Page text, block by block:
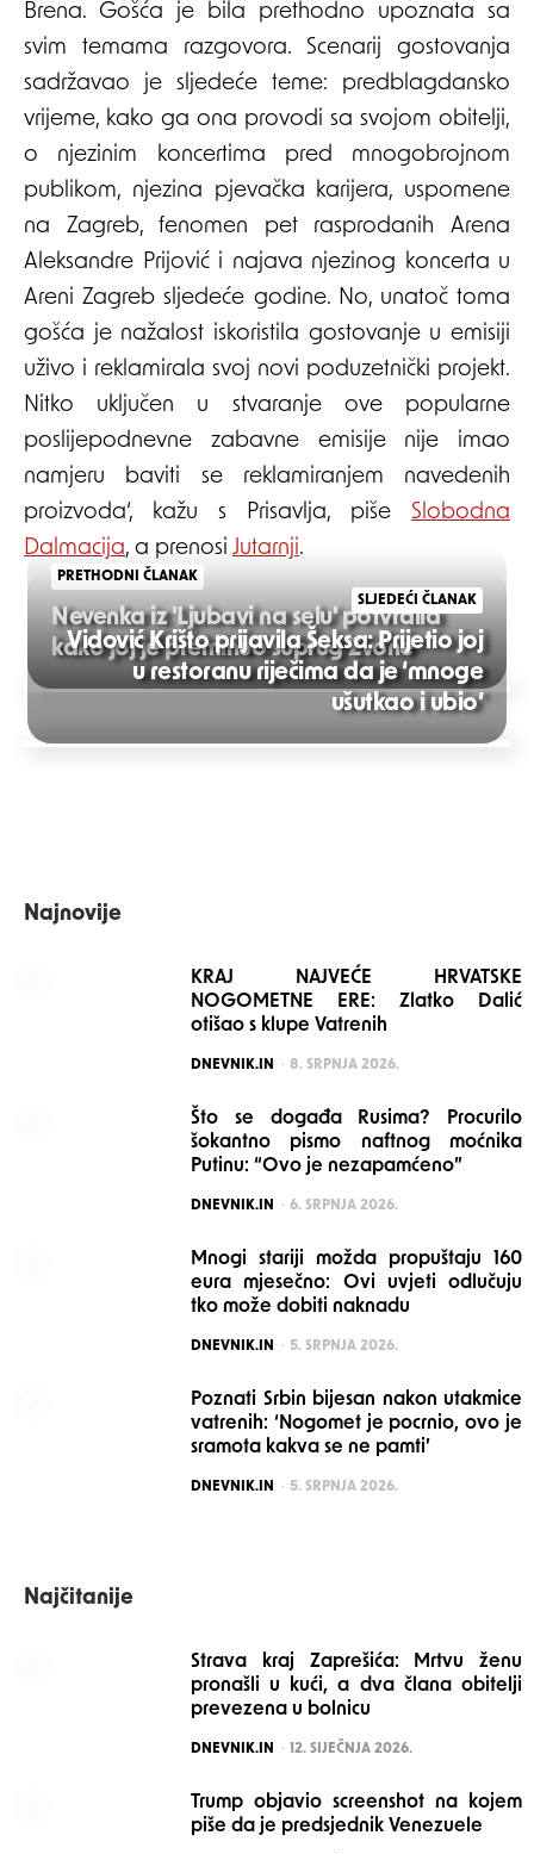
Brena. Gošća je bila prethodno upoznata sa
svim temama razgovora. Scenarij gostovanja
sadržavao je sljedeće teme: predblagdansko
vrijeme, kako ga ona provodi sa svojom obitelji,
o njezinim koncertima pred mnogobrojnom
publikom, njezina pjevačka karijera, uspomene
na Zagreb, fenomen pet rasprodanih Arena
Aleksandre Prijović i najava njezinog koncerta u
Areni Zagreb sljedeće godine. No, unatoč toma
gošća je nažalost iskoristila gostovanje u emisiji
uživo i reklamirala svoj novi poduzetnički projekt.
Nitko uključen u stvaranje ove popularne
poslijepodnevne zabavne emisije nije imao
namjeru baviti se reklamiranjem navedenih
proizvoda‘, kažu s Prisavlja, piše Slobodna
Dalmacija, a prenosi Jutarnji.
Post
navigation
PRETHODNI ČLANAK
Nevenka iz 'Ljubavi na selu' potvrdila
kako joj je preminuo suprug Zvone
SLJEDEĆI ČLANAK
Vidović Krišto prijavila Šeksa: Prijetio joj
u restoranu riječima da je ‘mnoge
ušutkao i ubio’
Najnovije
KRAJ NAJVEĆE HRVATSKE
NOGOMETNE ERE: Zlatko Dalić
otišao s klupe Vatrenih
POSTED
DNEVNIK.IN 8. SRPNJA 2026.
Što se događa Rusima? Procurilo
šokantno pismo naftnog moćnika
Putinu: “Ovo je nezapamćeno”
POSTED
DNEVNIK.IN 6. SRPNJA 2026.
Mnogi stariji možda propuštaju 160
eura mjesečno: Ovi uvjeti odlučuju
tko može dobiti naknadu
POSTED
DNEVNIK.IN 5. SRPNJA 2026.
Poznati Srbin bijesan nakon utakmice
vatrenih: ‘Nogomet je pocrnio, ovo je
sramota kakva se ne pamti’
POSTED
DNEVNIK.IN 5. SRPNJA 2026.
Najčitanije
Strava kraj Zaprešića: Mrtvu ženu
pronašli u kući, a dva člana obitelji
prevezena u bolnicu
POSTED
DNEVNIK.IN 12. SIJEČNJA 2026.
Trump objavio screenshot na kojem
piše da je predsjednik Venezuele